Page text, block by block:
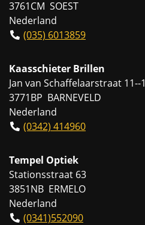
3761CM SOEST
Nederland
(035) 6013859
Kaasschieter Brillen
Jan van Schaffelaarstraat 11--1
3771BP BARNEVELD
Nederland
(0342) 414960
Tempel Optiek
Stationsstraat 63
3851NB ERMELO
Nederland
(0341)552090